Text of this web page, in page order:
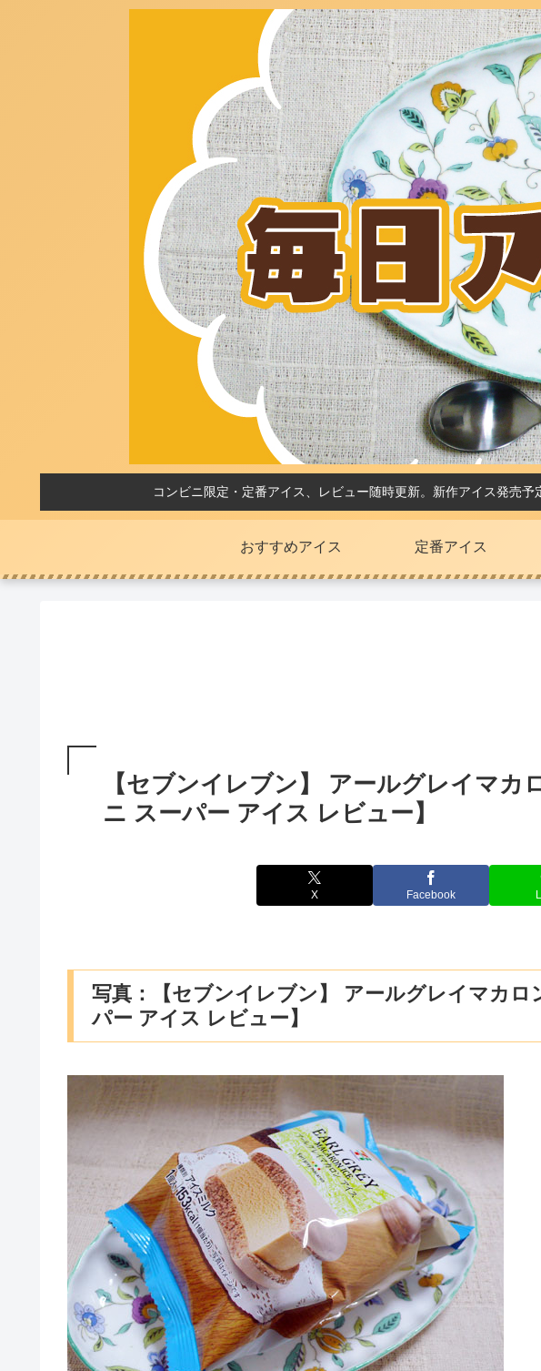
コンビニ限定・定番アイス、レビュー随時更新。新作アイス発売
おすすめアイス 定番アイス
【セブンイレブン】 アールグレイマカ
ニ スーパー アイス レビュー】
X Facebook
写真：【セブンイレブン】 アールグレイマカロ
パー アイス レビュー】